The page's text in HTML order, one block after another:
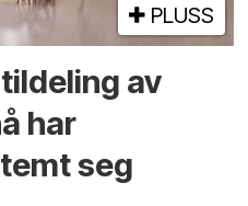
PLUSS
av
har
seg